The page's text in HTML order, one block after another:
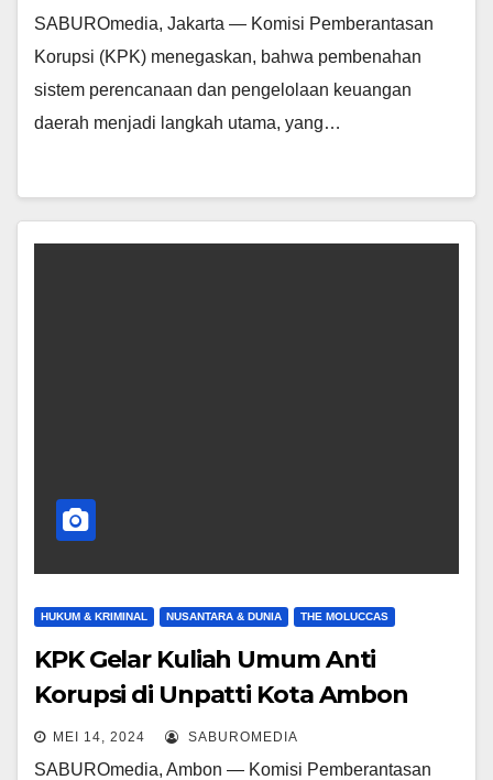
SABUROmedia, Jakarta — Komisi Pemberantasan
Korupsi (KPK) menegaskan, bahwa pembenahan
sistem perencanaan dan pengelolaan keuangan
daerah menjadi langkah utama, yang…
HUKUM & KRIMINAL NUSANTARA & DUNIA THE MOLUCCAS
KPK Gelar Kuliah Umum Anti
Korupsi di Unpatti Kota Ambon
MEI 14, 2024 SABUROMEDIA
SABUROmedia, Ambon — Komisi Pemberantasan